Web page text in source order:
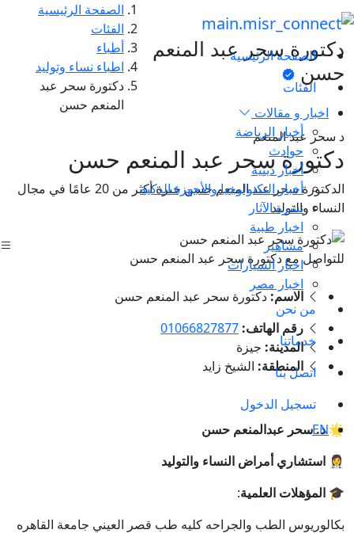
الصفحة الرئيسية
الفئات
اخبار و مقالات
أخبار الرياضة
حوادث
أخبار دينية
أخبار التكنولوجيا والأجهزة الذكية
نشرة الآثار
اخبار طبية
مشاهير
اخبار السيارات
اخبار مصر
من نحن
خدماتنا
اتصل بنا
تسجيل الدخول
EN
دكتورة سحر عبد المنعم
حسن
الصفحة الرئيسية
الفئات
أطباء
اطباء نساء وتوليد
دكتورة سحر عبد
المنعم حسن
د سحر عبد المنعم
دكتورة سحر عبد المنعم حسن
الدكتورة سحر عبد المنعم حسن خبرة أكثر من 20 عامًا في مجال
النساء والتوليد
للتواصل مع دكتورة سحر عبد المنعم حسن
الاسم: دكتورة سحر عبد المنعم حسن
رقم الهاتف: 01066827877
المدينة: جيزة
المنطقة: الشيخ زايد
🌟 د. سحر عبدالمنعم حسن
👩‍⚕️ استشار ي أمراض النساء والتوليد
🎓 المؤهلات العلمية:
بكالوريوس الطب والجراحه كليه طب قصر العيني جامعة القاهره